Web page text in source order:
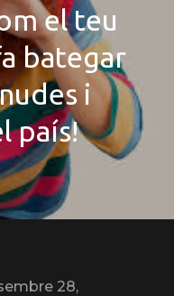
el teu
bategar
i
país!
28,